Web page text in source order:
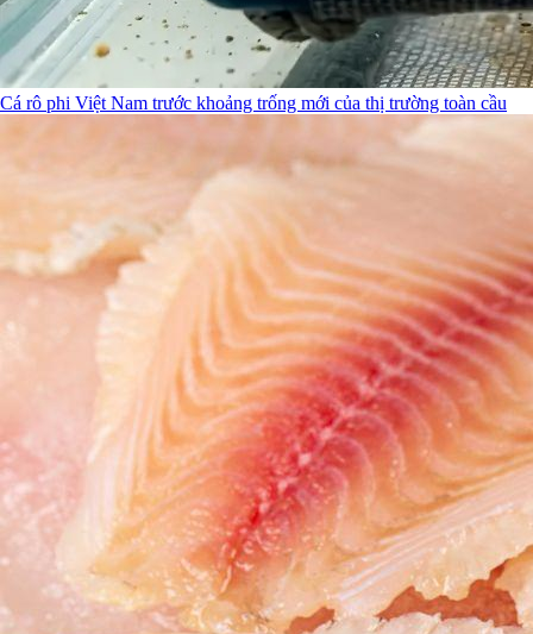
Cá rô phi Việt Nam trước khoảng trống mới của thị trường toàn cầu